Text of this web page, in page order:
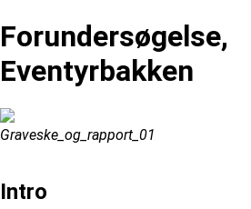
Forundersøgelse,
Eventyrbakken
Graveske_og_rapport_01
Intro